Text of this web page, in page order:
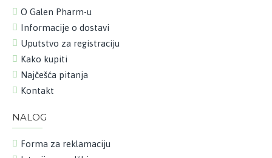
O Galen Pharm-u
Informacije o dostavi
Uputstvo za registraciju
Kako kupiti
Najčešća pitanja
Kontakt
NALOG
Forma za reklamaciju